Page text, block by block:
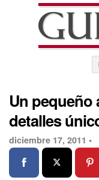
Un
detalles
diciembre 17, 2011 •